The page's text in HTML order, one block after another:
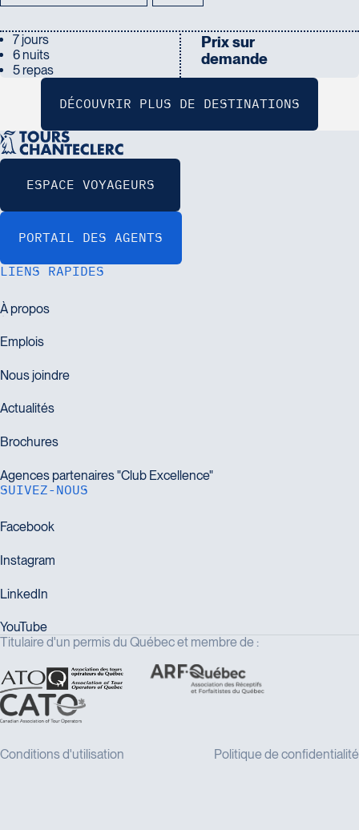
7 jours
6 nuits
5 repas
Prix sur
demande
LIENS RAPIDES
SUIVEZ-NOUS
Titulaire d'un permis du Québec et membre de :